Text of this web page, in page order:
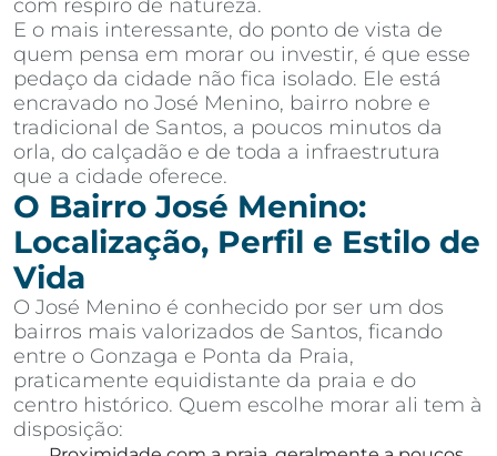
com respiro de natureza.
E o mais interessante, do ponto de vista de
quem pensa em morar ou investir, é que esse
pedaço da cidade não fica isolado. Ele está
encravado no José Menino, bairro nobre e
tradicional de Santos, a poucos minutos da
orla, do calçadão e de toda a infraestrutura
que a cidade oferece.
O Bairro José Menino:
Localização, Perfil e Estilo de
Vida
O José Menino é conhecido por ser um dos
bairros mais valorizados de Santos, ficando
entre o Gonzaga e Ponta da Praia,
praticamente equidistante da praia e do
centro histórico. Quem escolhe morar ali tem à
disposição: